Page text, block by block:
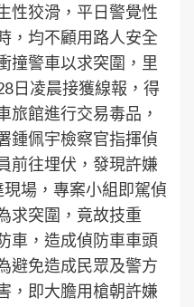
性狡滑，平日警覺性
，均不顧用路人安全
撞警車以求突圍，里
日凌晨接獲線報，得
旅館進行交易毒品，
鍾佩宇檢察官指揮偵
前往埋伏，發現許嫌
場，專案小組即駕偵
求突圍，竟故技重
車，造成偵防車車頭
避免造成民眾及警方
，即大膽用槍朝許嫌